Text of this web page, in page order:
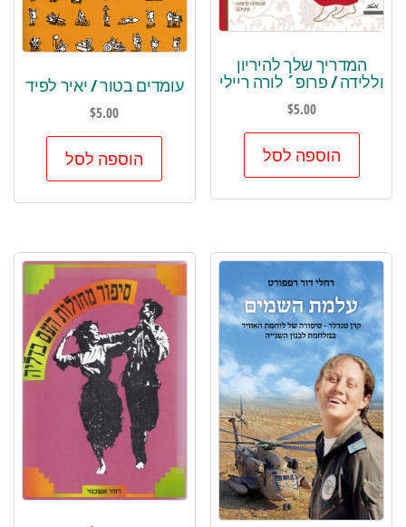
המדריך שלך להיריון
וללידה / פרופ´ לורה ריילי
$5.00
הוספה לסל
עומדים בטור / יאיר לפיד
$5.00
הוספה לסל